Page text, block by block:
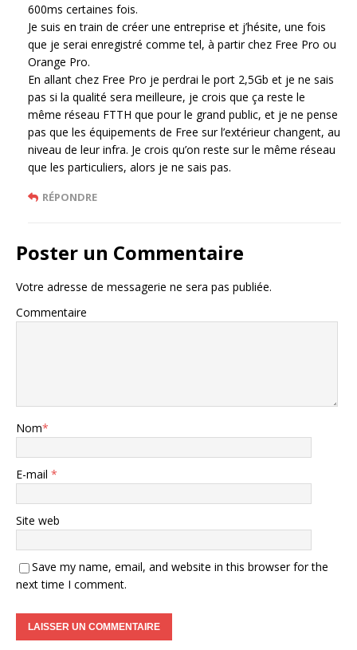
600ms certaines fois.
Je suis en train de créer une entreprise et j’hésite, une fois
que je serai enregistré comme tel, à partir chez Free Pro ou
Orange Pro.
En allant chez Free Pro je perdrai le port 2,5Gb et je ne sais
pas si la qualité sera meilleure, je crois que ça reste le
même réseau FTTH que pour le grand public, et je ne pense
pas que les équipements de Free sur l’extérieur changent, au
niveau de leur infra. Je crois qu’on reste sur le même réseau
que les particuliers, alors je ne sais pas.
RÉPONDRE
Poster un Commentaire
Votre adresse de messagerie ne sera pas publiée.
Commentaire
Nom*
E-mail *
Site web
Save my name, email, and website in this browser for the
next time I comment.